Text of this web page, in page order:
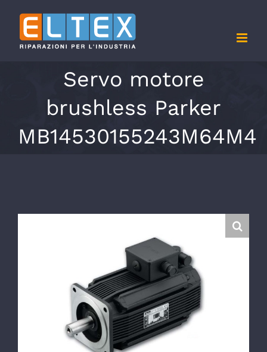
contenuto
Servo motore
brushless Parker
MB14530155243M64M4